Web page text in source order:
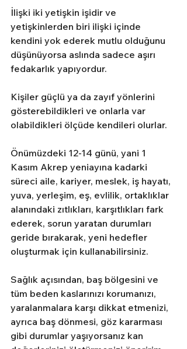
İlişki iki yetişkin işidir ve
yetişkinlerden biri ilişki içinde
kendini yok ederek mutlu olduğunu
düşünüyorsa aslında sadece aşırı
fedakarlık yapıyordur.
Kişiler güçlü ya da zayıf yönlerini
gösterebildikleri ve onlarla var
olabildikleri ölçüde kendileri olurlar.
Önümüzdeki 12-14 günü, yani 1
Kasım Akrep yeniayına kadarki
süreci aile, kariyer, meslek, iş hayatı,
yuva, yerleşim, eş, evlilik, ortaklıklar
alanındaki zıtlıkları, karşıtlıkları fark
ederek, sorun yaratan durumları
geride bırakarak, yeni hedefler
oluşturmak için kullanabilirsiniz.
Sağlık açısından, baş bölgesini ve
tüm beden kaslarınızı korumanızı,
yaralanmalara karşı dikkat etmenizi,
ayrıca baş dönmesi, göz kararması
gibi durumlar yaşıyorsanız kan